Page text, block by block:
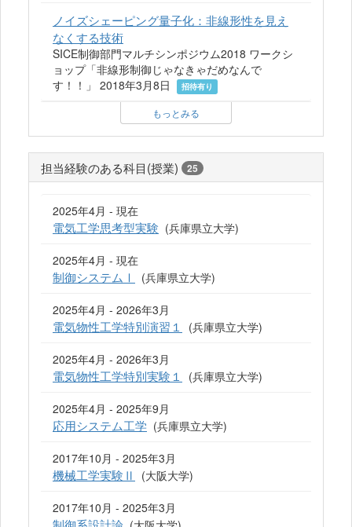
ノイズシェーピング量子化：非線形性を見え
なくする技術
SICE制御部門マルチシンポジウム2018 ワークシ
ョップ「非線形制御じゃなきゃだめなんで
す！！」 2018年3月8日
招待有り
もっとみる
担当経験のある科目(授業) 25
2025年4月 - 現在
電気工学思考型実験 (兵庫県立大学)
2025年4月 - 現在
制御システムⅠ (兵庫県立大学)
2025年4月 - 2026年3月
電気物性工学特別演習１ (兵庫県立大学)
2025年4月 - 2026年3月
電気物性工学特別実験１ (兵庫県立大学)
2025年4月 - 2025年9月
応用システム工学 (兵庫県立大学)
2017年10月 - 2025年3月
機械工学実験Ⅱ (大阪大学)
2017年10月 - 2025年3月